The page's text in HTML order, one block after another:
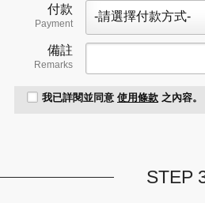
付款
Payment
備註
Remarks
我已詳閱並同意 使用條款 之內容。
STEP